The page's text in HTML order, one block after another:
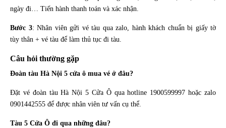
ngày đi… Tiến hành thanh toán và xác nhận.
Bước 3: Nhân viên gửi vé tàu qua zalo, hành khách chuẩn bị giấy tờ
tùy thân + vé tàu để làm thủ tục đi tàu.
Câu hỏi thường gặp
Đoàn tàu Hà Nội 5 cửa ô mua vé ở đâu?
Đặt vé đoàn tàu Hà Nội 5 Cửa Ô qua hotline 1900599997 hoặc zalo
0901442555 để được nhân viên tư vấn cụ thể.
Tàu 5 Cửa Ô đi qua những đâu?